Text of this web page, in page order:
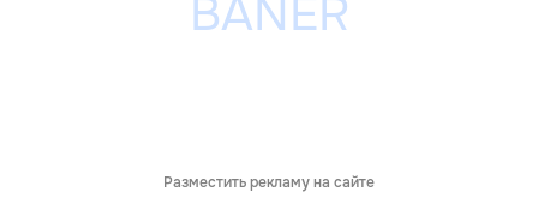
Разместить рекламу на сайте